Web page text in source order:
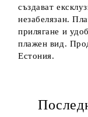
създават
незабелязан.
прилягане и
плажен вид.
Естония.